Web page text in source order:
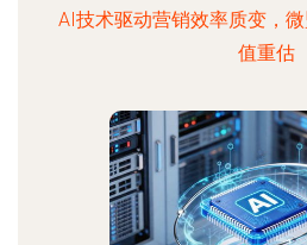
AI技术驱动营销效率质变，
值重估